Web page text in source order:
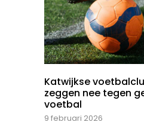
Katwijkse
zeggen nee tegen
voetbal
9 februari 2026